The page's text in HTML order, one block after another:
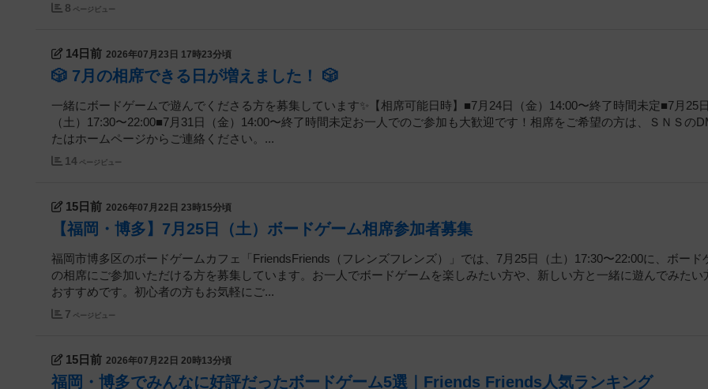
8 ページビュー
14日前 2026年07月23日 17時23分頃
🎲 7月の相席できる日が増えました！ 🎲
一緒にボードゲームで遊んでくださる方を募集しています✨【相席可能日時】■7月24日（金）14:00〜終了時間未定■7月25
（土）17:30〜22:00■7月31日（金）14:00〜終了時間未定お一人でのご参加も大歓迎です！相席をご希望の方は、ＳＮＳの
たはホームページからご連絡ください。...
14 ページビュー
15日前 2026年07月22日 23時15分頃
【福岡・博多】7月25日（土）ボードゲーム相席参加者募集
福岡市博多区のボードゲームカフェ「FriendsFriends（フレンズフレンズ）」では、7月25日（土）17:30〜22:00に、ボード
の相席にご参加いただける方を募集しています。お一人でボードゲームを楽しみたい方や、新しい方と一緒に遊んでみたい
おすすめです。初心者の方もお気軽にご...
7 ページビュー
15日前 2026年07月22日 20時13分頃
福岡・博多でみんなに好評だったボードゲーム5選｜Friends Friends人気ランキング